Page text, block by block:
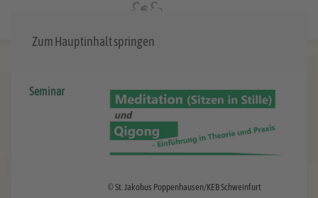
Zum Hauptinhalt springen
© St. Jakobus Poppenhausen/KEB Schweinfurt
Seminar